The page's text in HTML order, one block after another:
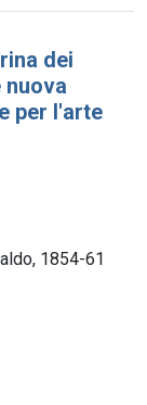
dei
per l'arte
1854-61